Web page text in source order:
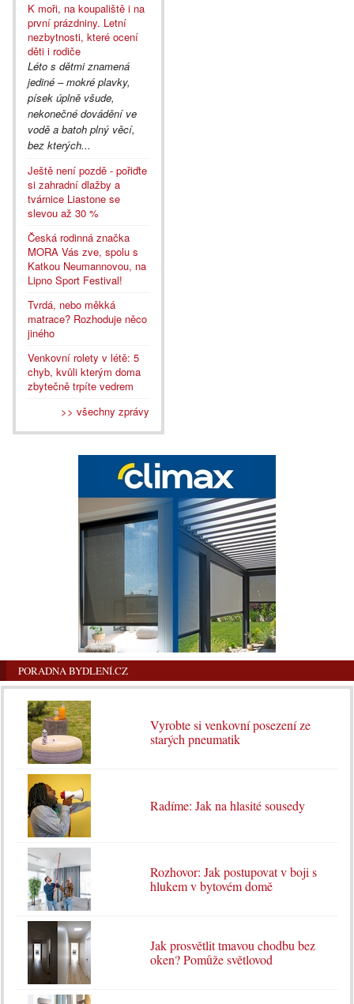
K moři, na koupaliště i na
první prázdniny. Letní
nezbytnosti, které ocení
děti i rodiče
Léto s dětmi znamená
jediné – mokré plavky,
písek úplně všude,
nekonečné dovádění ve
vodě a batoh plný věcí,
bez kterých...
Ještě není pozdě - pořiďte
si zahradní dlažby a
tvárnice Liastone se
slevou až 30 %
Česká rodinná značka
MORA Vás zve, spolu s
Katkou Neumannovou, na
Lipno Sport Festival!
Tvrdá, nebo měkká
matrace? Rozhoduje něco
jiného
Venkovní rolety v létě: 5
chyb, kvůli kterým doma
zbytečně trpíte vedrem
>> všechny zprávy
PORADNA BYDLENÍ.CZ
Vyrobte si venkovní posezení ze
starých pneumatik
Radíme: Jak na hlasité sousedy
Rozhovor: Jak postupovat v boji s
hlukem v bytovém domě
Jak prosvětlit tmavou chodbu bez
oken? Pomůže světlovod